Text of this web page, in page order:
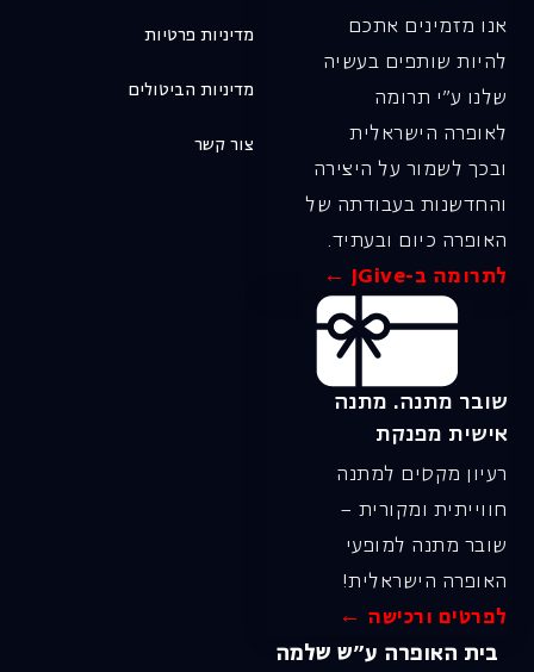
אנו מזמינים אתכם
להיות שותפים בעשיה
שלנו ע"י תרומה
לאופרה הישראלית
ובכך לשמור על היצירה
והחדשנות בעבודתה של
האופרה כיום ובעתיד.
לתרומה ב-JGive ←
שובר מתנה. מתנה
אישית מפנקת
רעיון מקסים למתנה
חווייתית ומקורית –
שובר מתנה למופעי
האופרה הישראלית!
לפרטים ורכישה ←
בית האופרה ע״ש שלמה
מדיניות פרטיות
מדיניות הביטולים
צור קשר